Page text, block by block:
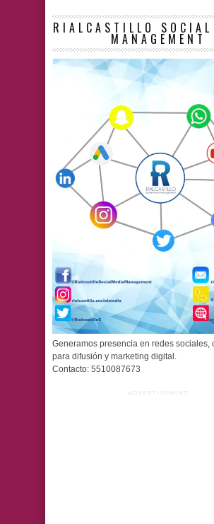
RIALCASTILLO
MANAGEMENT
Generamos presencia en redes sociales,
para difusión y marketing digital.
Contacto: 5510087673
ADVERTISEMENT